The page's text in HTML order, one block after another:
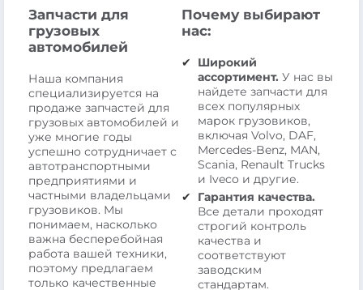
Запчасти для
грузовых
автомобилей
Наша компания
специализируется на
продаже запчастей для
грузовых автомобилей и
уже многие годы
успешно сотрудничает с
автотранспортными
предприятиями и
частными владельцами
грузовиков. Мы
понимаем, насколько
важна бесперебойная
работа вашей техники,
поэтому предлагаем
только качественные
Почему выбирают
нас:
Широкий
ассортимент. У нас вы
найдете запчасти для
всех популярных
марок грузовиков,
включая Volvo, DAF,
Mercedes-Benz, MAN,
Scania, Renault Trucks
и Iveco и другие.
Гарантия качества.
Все детали проходят
строгий контроль
качества и
соответствуют
заводским
стандартам.